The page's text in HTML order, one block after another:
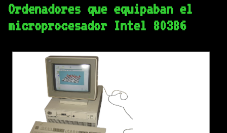
Ordenadores que equipaban el
microprocesador Intel 80386